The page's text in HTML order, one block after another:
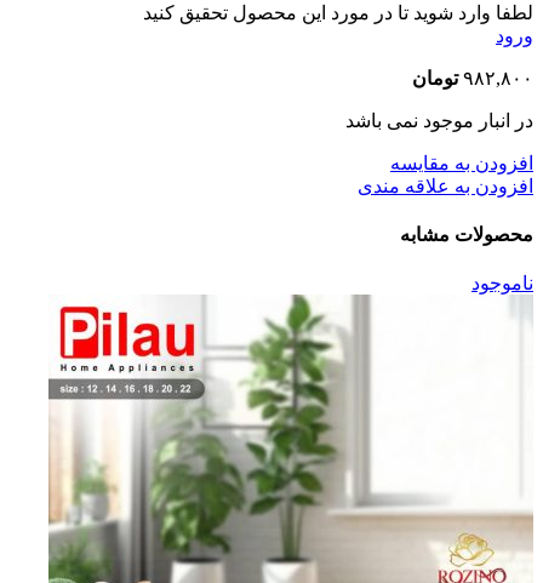
لطفا وارد شوید تا در مورد این محصول تحقیق کنید
ورود
۹۸۲,۸۰۰ تومان
در انبار موجود نمی باشد
افزودن به مقایسه
افزودن به علاقه مندی
محصولات مشابه
ناموجود